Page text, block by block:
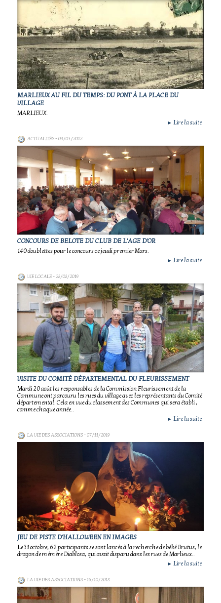
MARLIEUX AU FIL DU TEMPS: DU PONT À LA PLACE DU
VILLAGE
MARLIEUX.
► Lire la suite
ACTUALITÉS- 03/03/2012
CONCOURS DE BELOTE DU CLUB DE L'AGE D'OR
140 doublettes pour le concours ce jeudi premier Mars.
► Lire la suite
VIE LOCALE- 28/08/2019
VISITE DU COMITÉ DÉPARTEMENTAL DU FLEURISSEMENT
Mardi 20 août les responsables de la Commission Fleurissement de la
Commune ont parcouru les rues du village avec les représentants du Comité
départemental. Cela en vue du classement des Communes qui sera établi ,
comme chaque année..
► Lire la suite
LA VIE DES ASSOCIATIONS- 07/11/2019
JEU DE PISTE D'HALLOWEEN EN IMAGES
Le 31 octobre, 62 participants se sont lancés à la recherche de bébé Brutus, le
dragon de mémère Diablosa, qui avait disparu dans les rues de Marlieux..
► Lire la suite
LA VIE DES ASSOCIATIONS- 16/10/2018